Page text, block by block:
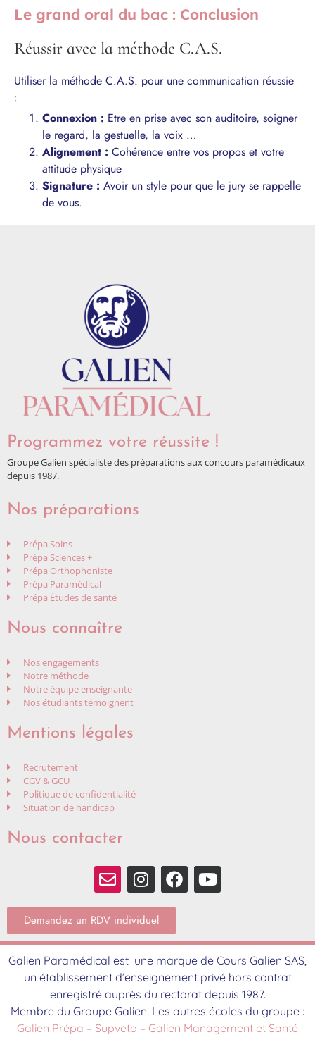
Le grand oral du bac : Conclusion
Réussir avec la méthode C.A.S.
Utiliser la méthode C.A.S. pour une communication réussie
:
Connexion : Etre en prise avec son auditoire, soigner
le regard, la gestuelle, la voix …
Alignement : Cohérence entre vos propos et votre
attitude physique
Signature : Avoir un style pour que le jury se rappelle
de vous.
Programmez votre réussite !
Groupe Galien spécialiste des préparations aux concours paramédicaux
depuis 1987.
Nos préparations
Prépa Soins
Prépa Sciences +
Prépa Orthophoniste
Prépa Paramédical
Prépa Études de santé
Nous connaître
Nos engagements
Notre méthode
Notre équipe enseignante
Nos étudiants témoignent
Mentions légales
Recrutement
CGV & GCU
Politique de confidentialité
Situation de handicap
Nous contacter
Demandez un RDV individuel
Galien Paramédical est une marque de Cours Galien SAS,
un établissement d’enseignement privé hors contrat
enregistré auprès du rectorat depuis 1987.
Membre du Groupe Galien. Les autres écoles du groupe :
Galien Prépa – Supveto – Galien Management et Santé